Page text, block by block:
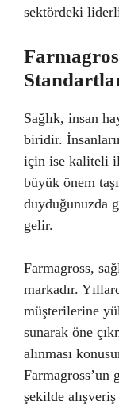
sektördeki
Sağlık, insan
biridir.
için ise kaliteli
büyük önem
duyduğunuzda
gelir.
Farmagross,
markadır.
müşterilerine
sunarak öne
alınması
şekilde